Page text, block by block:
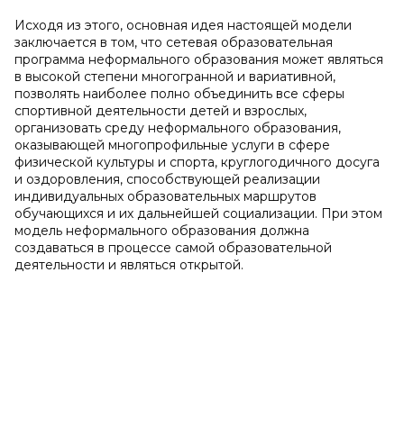
Исходя из этого, основная идея настоящей модели
заключается в том, что сетевая образовательная
программа неформального образования может являться
в высокой степени многогранной и вариативной,
позволять наиболее полно объединить все сферы
спортивной деятельности детей и взрослых,
организовать среду неформального образования,
оказывающей многопрофильные услуги в сфере
физической культуры и спорта, круглогодичного досуга
и оздоровления, способствующей реализации
индивидуальных образовательных маршрутов
обучающихся и их дальнейшей социализации. При этом
модель неформального образования должна
создаваться в процессе самой образовательной
деятельности и являться открытой.